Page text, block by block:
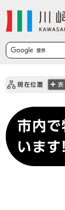
現在位置 表
市内で
います!